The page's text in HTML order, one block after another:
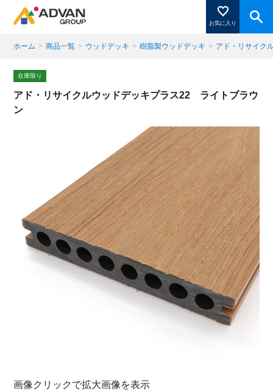
お気に入り
商品ページにある「お気に入り登録」を押すと登録した
商品がここに表示されます。
閉じる
ホーム > 商品一覧 > ウッドデッキ > 樹脂製ウッドデッキ > アド・リサイク
在庫限り
アド・リサイクルウッドデッキプラス22 ライトブラウ
ン
画像クリックで拡大画像を表示